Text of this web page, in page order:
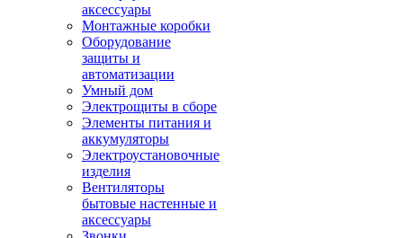
аксессуары
Монтажные коробки
Оборудование
защиты и
автоматизации
Умный дом
Электрощиты в сборе
Элементы питания и
аккумуляторы
Электроустановочные
изделия
Вентиляторы
бытовые настенные и
аксессуары